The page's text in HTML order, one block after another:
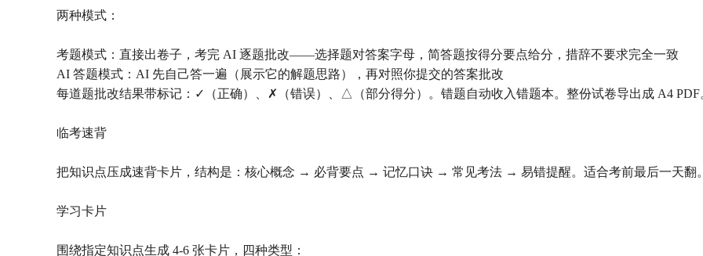
两种模式：
考题模式：直接出卷子，考完 AI 逐题批改——选择题对答案字母，简答题按得分要点给分，措辞不要求完全一致
AI 答题模式：AI 先自己答一遍（展示它的解题思路），再对照你提交的答案批改
每道题批改结果带标记：✓（正确）、✗（错误）、△（部分得分）。错题自动收入错题本。整份试卷导出成 A4 PDF
临考速背
把知识点压成速背卡片，结构是：核心概念 → 必背要点 → 记忆口诀 → 常见考法 → 易错提醒。适合考前最后一天翻。
学习卡片
围绕指定知识点生成 4-6 张卡片，四种类型：